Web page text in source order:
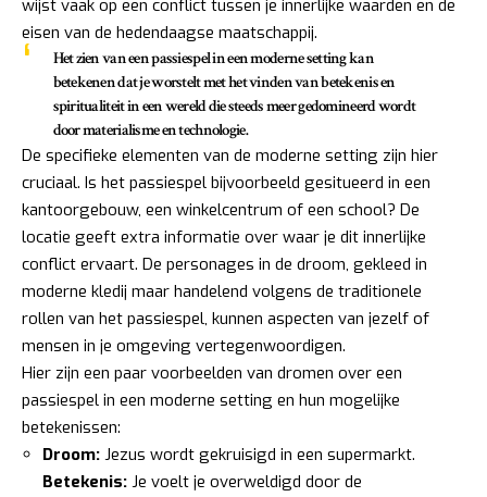
wijst vaak op een conflict tussen je innerlijke waarden en de
eisen van de hedendaagse maatschappij.
Het zien van een passiespel in een moderne setting kan
betekenen dat je worstelt met het vinden van betekenis en
spiritualiteit in een wereld die steeds meer gedomineerd wordt
door materialisme en technologie.
De specifieke elementen van de moderne setting zijn hier
cruciaal. Is het passiespel bijvoorbeeld gesitueerd in een
kantoorgebouw, een winkelcentrum of een school? De
locatie geeft extra informatie over waar je dit innerlijke
conflict ervaart. De personages in de droom, gekleed in
moderne kledij maar handelend volgens de traditionele
rollen van het passiespel, kunnen aspecten van jezelf of
mensen in je omgeving vertegenwoordigen.
Hier zijn een paar voorbeelden van dromen over een
passiespel in een moderne setting en hun mogelijke
betekenissen:
Droom: Jezus wordt gekruisigd in een supermarkt.
Betekenis: Je voelt je overweldigd door de